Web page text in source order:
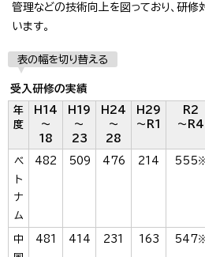
管理などの技術向上を図っており、研
います。
表の幅を切り替える
受入研修の実績
年
度
H14
～
18
H19
～
23
H24
～
28
H29
～R1
R2
～R4
ベ
ト
ナ
ム
482 509 476 214
中
481 414 231 163